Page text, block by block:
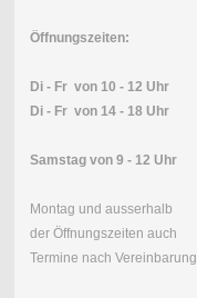
Öffnungszeiten:
Di - Fr von 10 - 12 Uhr
Di - Fr von 14 - 18 Uhr
Samstag von 9 - 12 Uhr
Montag und ausserhalb
der Öffnungszeiten auch
Termine nach Vereinbarung